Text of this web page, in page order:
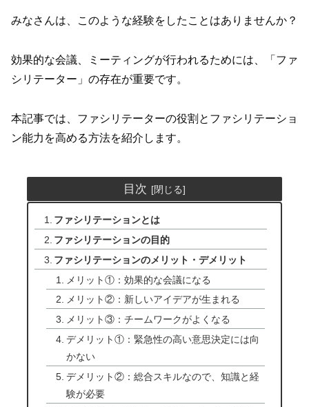
みなさんは、このような経験をしたことはありませんか？
効果的な会議、ミーティングが行われるためには、「ファ
シリテーター」の存在が重要です。
本記事では、ファシリテーターの役割とファシリテーショ
ン能力を高める方法を紹介します。
目次
ファシリテーションとは
ファシリテーションの目的
ファシリテーションのメリット・デメリット
メリット①：効果的な会議になる
メリット②：新しいアイデアが生まれる
メリット③：チームワークがよくなる
デメリット①：緊急性の高い意思決定には向
かない
デメリット②：総合スキルなので、知識と経
験が必要